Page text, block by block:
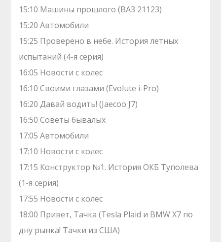
15:10 Машины прошлого (ВАЗ 21123)
15:20 Автомобили
15:25 Проверено в небе. История летных
испытаний (4-я серия)
16:05 Новости с колес
16:10 Своими глазами (Evolute i-Pro)
16:20 Давай водить! (Jaecoo J7)
16:50 Советы бывалых
17:05 Автомобили
17:10 Новости с колес
17:15 Конструктор №1. История ОКБ Туполева
(1-я серия)
17:55 Новости с колес
18:00 Привет, Тачка (Tesla Plaid и BMW X7 по
дну рынка! Тачки из США)